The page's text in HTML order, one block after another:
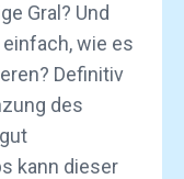
Gral? Und
wie es
Definitiv
des
kann dieser